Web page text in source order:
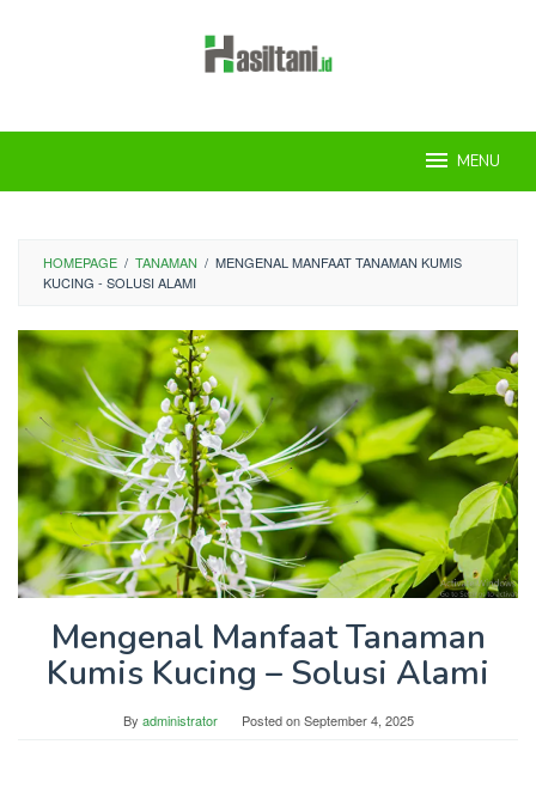
MENU
HOMEPAGE / TANAMAN / MENGENAL MANFAAT TANAMAN KUMIS
KUCING - SOLUSI ALAMI
Mengenal Manfaat Tanaman
Kumis Kucing – Solusi Alami
By administrator Posted onSeptember 4, 2025